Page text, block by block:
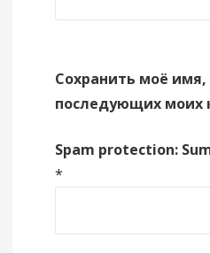
Сохранить моё имя,
последующих моих
Spam protection:
*